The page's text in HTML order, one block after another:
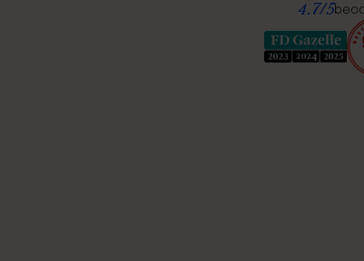
4.7/5